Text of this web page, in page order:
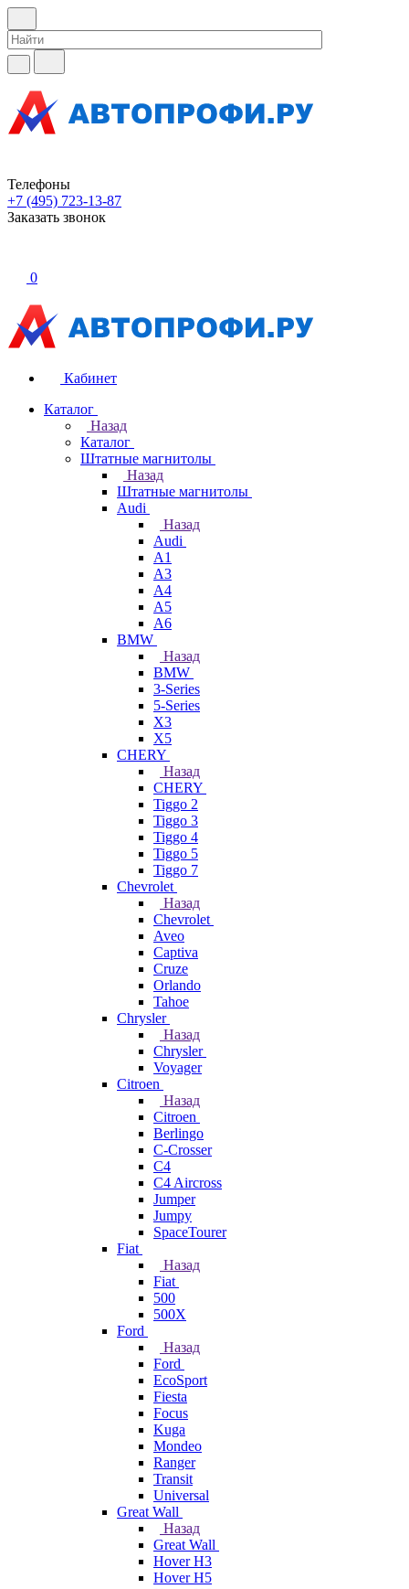
Телефоны
+7 (495) 723-13-87
Заказать звонок
0
Кабинет
Каталог
Назад
Каталог
Штатные магнитолы
Назад
Штатные магнитолы
Audi
Назад
Audi
A1
A3
A4
A5
A6
BMW
Назад
BMW
3-Series
5-Series
X3
X5
CHERY
Назад
CHERY
Tiggo 2
Tiggo 3
Tiggo 4
Tiggo 5
Tiggo 7
Chevrolet
Назад
Chevrolet
Aveo
Captiva
Cruze
Orlando
Tahoe
Chrysler
Назад
Chrysler
Voyager
Citroen
Назад
Citroen
Berlingo
C-Crosser
C4
C4 Aircross
Jumper
Jumpy
SpaceTourer
Fiat
Назад
Fiat
500
500X
Ford
Назад
Ford
EcoSport
Fiesta
Focus
Kuga
Mondeo
Ranger
Transit
Universal
Great Wall
Назад
Great Wall
Hover H3
Hover H5